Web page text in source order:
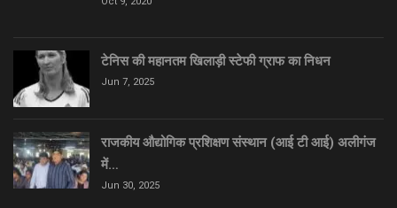
टेनिस की महानतम खिलाड़ी स्टेफी ग्राफ का निधन
Jun 7, 2025
राजकीय औद्योगिक प्रशिक्षण संस्थान (आई टी आई) अलीगंज
में…
Jun 30, 2025